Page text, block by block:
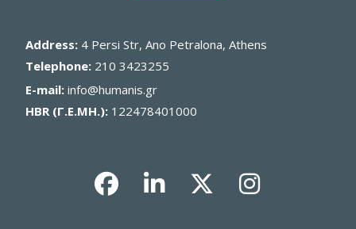
Address: 4 Persi Str, Ano Petralona, Athens
Telephone: 210 3423255
E-mail: info@humanis.gr
HBR (Γ.Ε.ΜΗ.): 122478401000